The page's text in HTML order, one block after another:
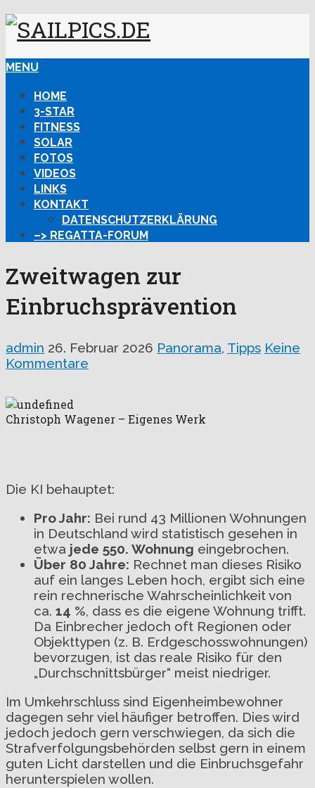
MENU
HOME
3-STAR
FITNESS
SOLAR
FOTOS
VIDEOS
LINKS
KONTAKT
DATENSCHUTZERKLÄRUNG
–> REGATTA-FORUM
Zweitwagen zur
Einbruchsprävention
admin 26. Februar 2026 Panorama, Tipps Keine
Kommentare
Christoph Wagener – Eigenes Werk
Die KI behauptet:
Pro Jahr: Bei rund 43 Millionen Wohnungen
in Deutschland wird statistisch gesehen in
etwa jede 550. Wohnung eingebrochen.
Über 80 Jahre: Rechnet man dieses Risiko
auf ein langes Leben hoch, ergibt sich eine
rein rechnerische Wahrscheinlichkeit von
ca. 14 %, dass es die eigene Wohnung trifft.
Da Einbrecher jedoch oft Regionen oder
Objekttypen (z. B. Erdgeschosswohnungen)
bevorzugen, ist das reale Risiko für den
„Durchschnittsbürger“ meist niedriger.
Im Umkehrschluss sind Eigenheimbewohner
dagegen sehr viel häufiger betroffen. Dies wird
jedoch jedoch gern verschwiegen, da sich die
Strafverfolgungsbehörden selbst gern in einem
guten Licht darstellen und die Einbruchsgefahr
herunterspielen wollen.